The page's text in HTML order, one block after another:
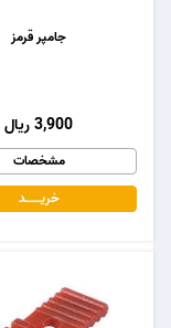
جامپر قرمز
3,900 ریال
مشخصات
خریـــــــد